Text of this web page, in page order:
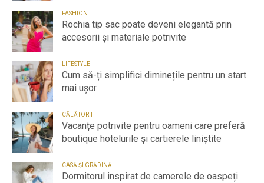
FASHION
Rochia tip sac poate deveni elegantă prin
accesorii și materiale potrivite
LIFESTYLE
Cum să-ți simplifici diminețile pentru un start
mai ușor
CĂLĂTORII
Vacanțe potrivite pentru oameni care preferă
boutique hotelurile și cartierele liniștite
CASĂ ȘI GRĂDINĂ
Dormitorul inspirat de camerele de oaspeți